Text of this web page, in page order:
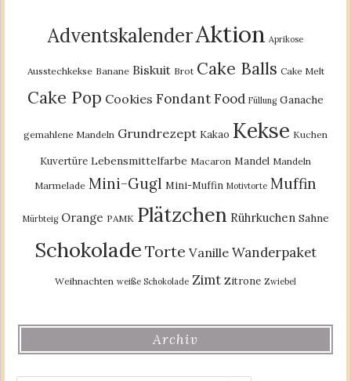
AdventskalenderAktion Aprikose
Ausstechkekse Banane Biskuit Brot Cake Balls Cake Melt
Cake Pop Cookies Fondant Food Füllung Ganache
gemahlene Mandeln Grundrezept Kakao Kekse Kuchen
Kuvertüre Lebensmittelfarbe Macaron Mandel Mandeln
Marmelade Mini-Gugl Mini-Muffin Motivtorte Muffin
Mürbteig Orange PAMK Plätzchen Rührkuchen Sahne
Schokolade Torte Vanille Wanderpaket
Weihnachten weiße Schokolade Zimt Zitrone Zwiebel
Archiv